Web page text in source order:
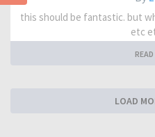
this should be fantastic. but
etc
LOAD